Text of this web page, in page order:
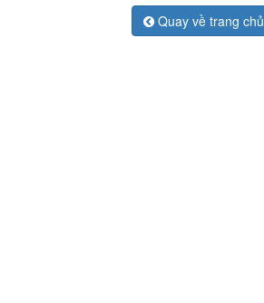
Quay về trang chủ